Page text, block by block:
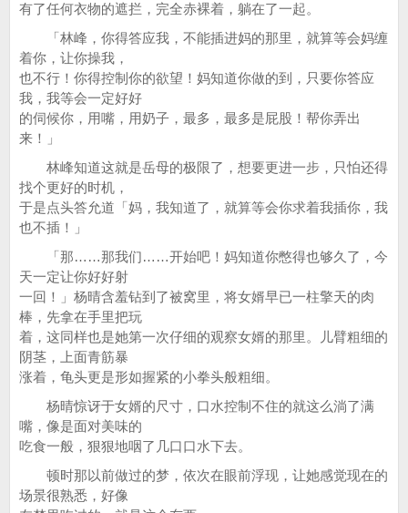
有了任何衣物的遮拦，完全赤裸着，躺在了一起。
「林峰，你得答应我，不能插进妈的那里，就算等会妈缠
着你，让你操我，
也不行！你得控制你的欲望！妈知道你做的到，只要你答应
我，我等会一定好好
的伺候你，用嘴，用奶子，最多，最多是屁股！帮你弄出
来！」
林峰知道这就是岳母的极限了，想要更进一步，只怕还得
找个更好的时机，
于是点头答允道「妈，我知道了，就算等会你求着我插你，我
也不插！」
「那……那我们……开始吧！妈知道你憋得也够久了，今
天一定让你好好射
一回！」杨晴含羞钻到了被窝里，将女婿早已一柱擎天的肉
棒，先拿在手里把玩
着，这同样也是她第一次仔细的观察女婿的那里。儿臂粗细的
阴茎，上面青筋暴
涨着，龟头更是形如握紧的小拳头般粗细。
杨晴惊讶于女婿的尺寸，口水控制不住的就这么淌了满
嘴，像是面对美味的
吃食一般，狠狠地咽了几口口水下去。
顿时那以前做过的梦，依次在眼前浮现，让她感觉现在的
场景很熟悉，好像